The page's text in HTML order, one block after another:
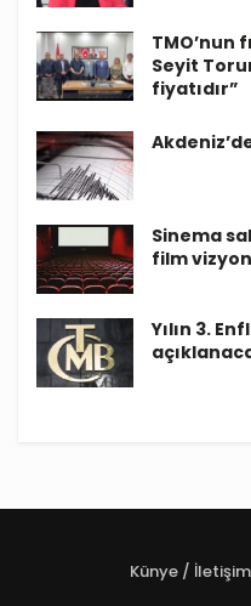
TMO’nun
Seyit
fiyatıdır”
Sinema
film
Yılın 3.
Künye / İletişim